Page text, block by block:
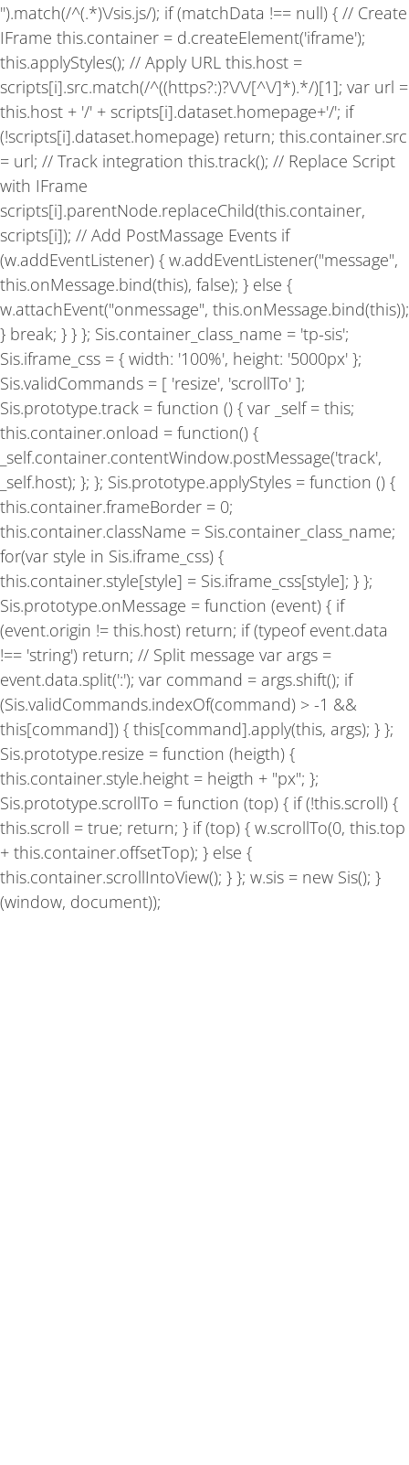
'').match(/^(.*)\/sis.js/); if (matchData !== null) { // Create
IFrame this.container = d.createElement('iframe');
this.applyStyles(); // Apply URL this.host =
scripts[i].src.match(/^((https?:)?\/\/[^\/]*).*/)[1]; var url =
this.host + '/' + scripts[i].dataset.homepage+'/'; if
(!scripts[i].dataset.homepage) return; this.container.src
= url; // Track integration this.track(); // Replace Script
with IFrame
scripts[i].parentNode.replaceChild(this.container,
scripts[i]); // Add PostMassage Events if
(w.addEventListener) { w.addEventListener("message",
this.onMessage.bind(this), false); } else {
w.attachEvent("onmessage", this.onMessage.bind(this));
} break; } } }; Sis.container_class_name = 'tp-sis';
Sis.iframe_css = { width: '100%', height: '5000px' };
Sis.validCommands = [ 'resize', 'scrollTo' ];
Sis.prototype.track = function () { var _self = this;
this.container.onload = function() {
_self.container.contentWindow.postMessage('track',
_self.host); }; }; Sis.prototype.applyStyles = function () {
this.container.frameBorder = 0;
this.container.className = Sis.container_class_name;
for(var style in Sis.iframe_css) {
this.container.style[style] = Sis.iframe_css[style]; } };
Sis.prototype.onMessage = function (event) { if
(event.origin != this.host) return; if (typeof event.data
!== 'string') return; // Split message var args =
event.data.split(':'); var command = args.shift(); if
(Sis.validCommands.indexOf(command) > -1 &&
this[command]) { this[command].apply(this, args); } };
Sis.prototype.resize = function (heigth) {
this.container.style.height = heigth + "px"; };
Sis.prototype.scrollTo = function (top) { if (!this.scroll) {
this.scroll = true; return; } if (top) { w.scrollTo(0, this.top
+ this.container.offsetTop); } else {
this.container.scrollIntoView(); } }; w.sis = new Sis(); }
(window, document));